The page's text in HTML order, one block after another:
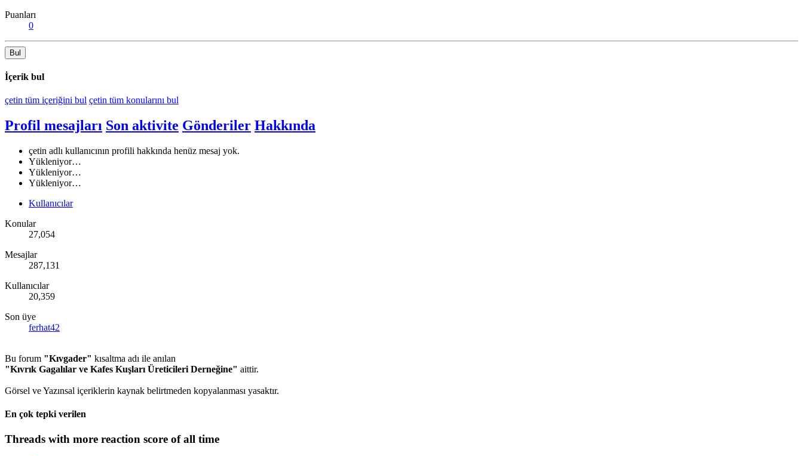
Puanları
0
Bul
İçerik bul
çetin tüm içeriğini bul çetin tüm konularını bul
Profil mesajları Son aktivite Gönderiler Hakkında
çetin adlı kullanıcının profili hakkında henüz mesaj yok.
Yükleniyor…
Yükleniyor…
Yükleniyor…
Kullanıcılar
Konular
27,054
Mesajlar
287,131
Kullanıcılar
20,359
Son üye
ferhat42
Bu forum "Kıvgader" kısaltma adı ile anılan
"Kıvrık Gagalılar ve Kafes Kuşları Üreticileri Derneğine" aittir.
Görsel ve Yazınsal içeriklerin kaynak belirtmeden kopyalanması yasaktır.
En çok tepki verilen
Threads with more reaction score of all time